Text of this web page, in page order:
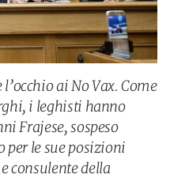
ai No Vax. Come
i leghisti hanno
Frajese, sospeso
per le sue posizioni
consulente della